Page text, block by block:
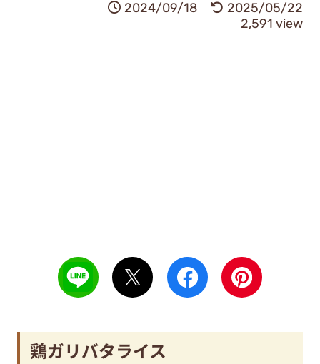
2024/09/18
2025/05/22
2,591 view
鶏ガリバタライス